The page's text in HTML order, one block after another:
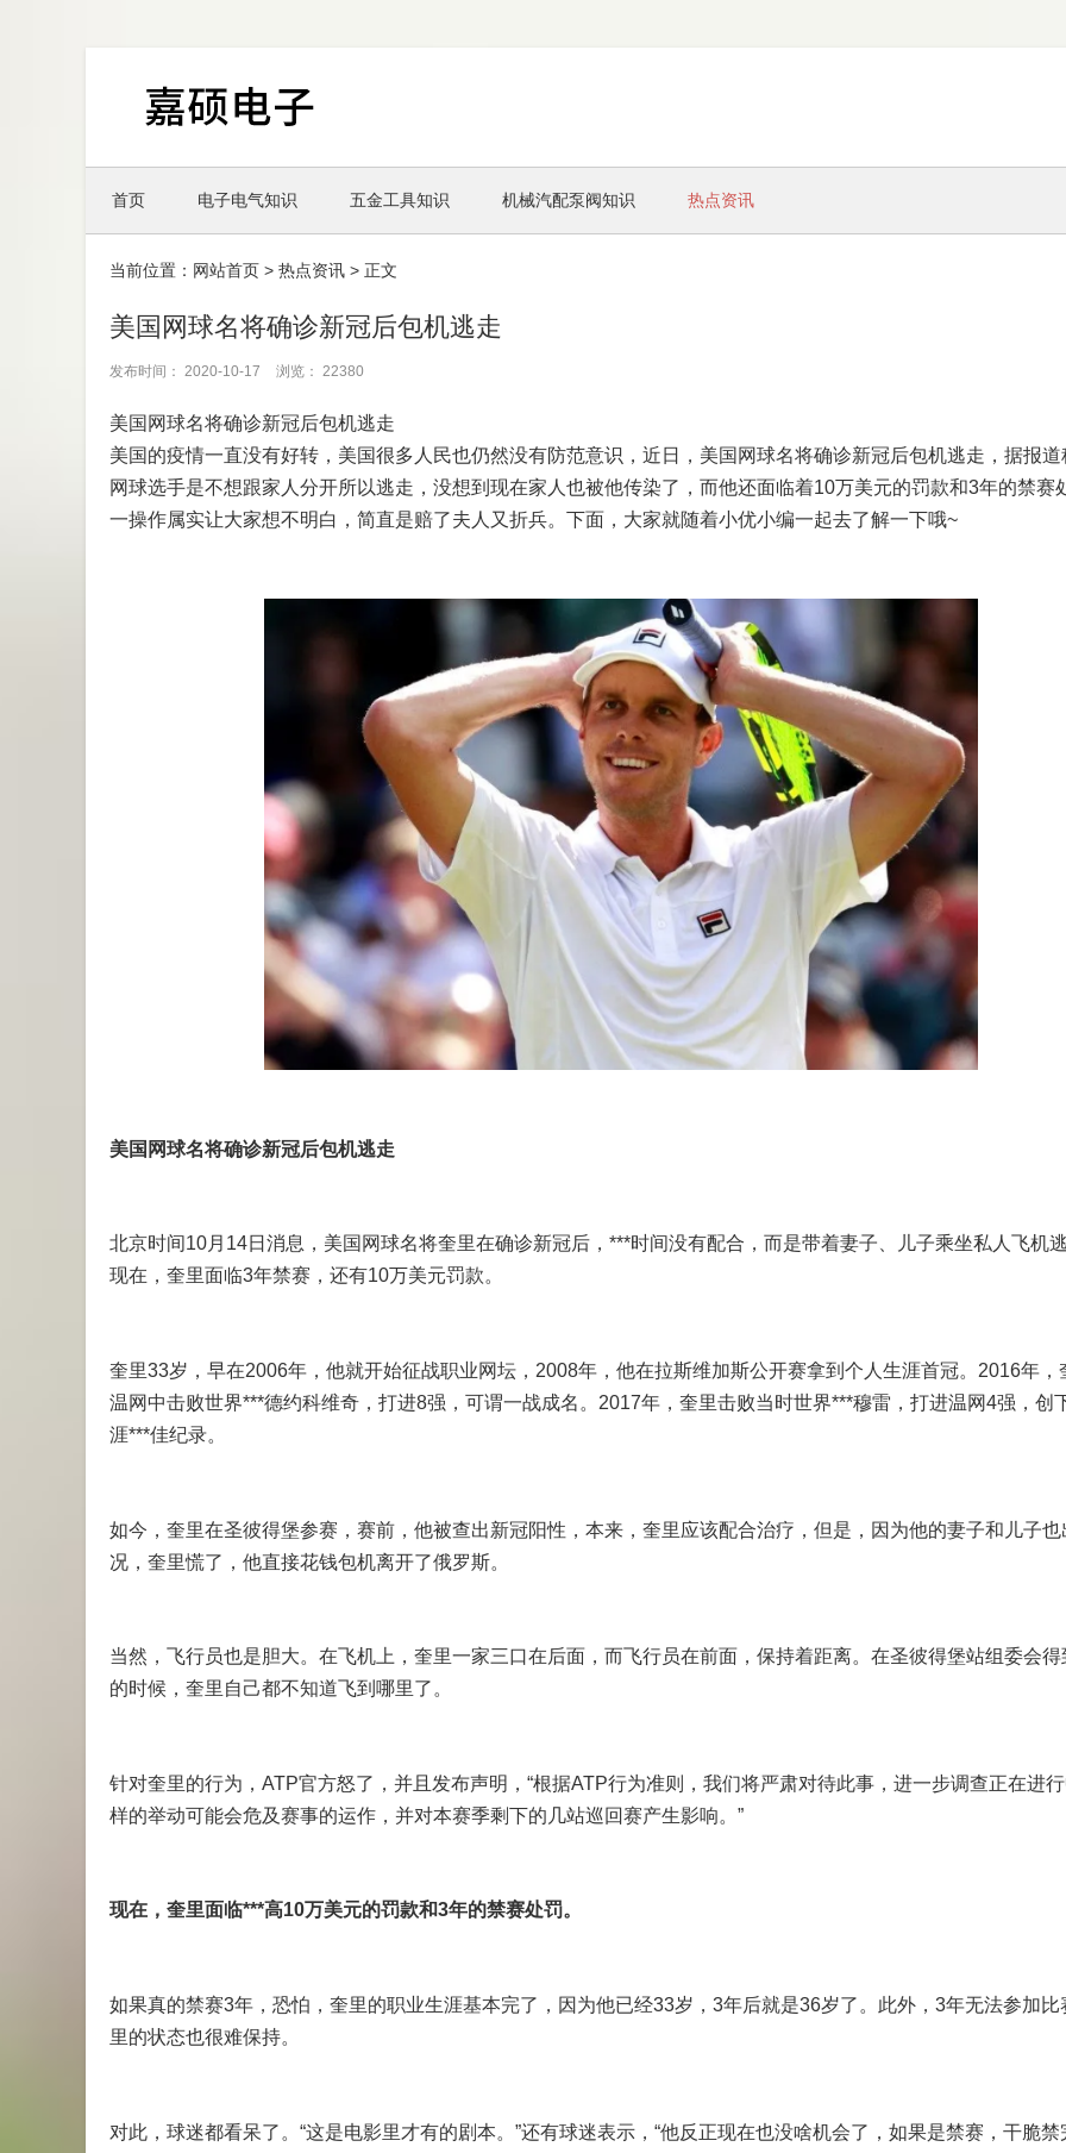
首页 电子电气知识 五金工具知识 机械汽配泵阀知识 热点资讯
当前位置： 网站首页 > 热点资讯 > 正文
美国网球名将确诊新冠后包机逃走
发布时间： 2020-10-17 浏览： 22380
美国网球名将确诊新冠后包机逃走
美国的疫情一直没有好转，美国很多人民也仍然没有防范意识，近日，美国网球名将确诊新冠后包机逃走，据报道
网球选手是不想跟家人分开所以逃走，没想到现在家人也被他传染了，而他还面临着10万美元的罚款和3年的禁赛
一操作属实让大家想不明白，简直是赔了夫人又折兵。下面，大家就随着小优小编一起去了解一下哦~
美国网球名将确诊新冠后包机逃走
北京时间10月14日消息，美国网球名将奎里在确诊新冠后，***时间没有配合，而是带着妻子、儿子乘坐私人飞机
现在，奎里面临3年禁赛，还有10万美元罚款。
奎里33岁，早在2006年，他就开始征战职业网坛，2008年，他在拉斯维加斯公开赛拿到个人生涯首冠。2016年，
温网中击败世界***德约科维奇，打进8强，可谓一战成名。2017年，奎里击败当时世界***穆雷，打进温网4强，创
涯***佳纪录。
如今，奎里在圣彼得堡参赛，赛前，他被查出新冠阳性，本来，奎里应该配合治疗，但是，因为他的妻子和儿子也
况，奎里慌了，他直接花钱包机离开了俄罗斯。
当然，飞行员也是胆大。在飞机上，奎里一家三口在后面，而飞行员在前面，保持着距离。在圣彼得堡站组委会得
的时候，奎里自己都不知道飞到哪里了。
针对奎里的行为，ATP官方怒了，并且发布声明，“根据ATP行为准则，我们将严肃对待此事，进一步调查正在进
样的举动可能会危及赛事的运作，并对本赛季剩下的几站巡回赛产生影响。”
现在，奎里面临***高10万美元的罚款和3年的禁赛处罚。
如果真的禁赛3年，恐怕，奎里的职业生涯基本完了，因为他已经33岁，3年后就是36岁了。此外，3年无法参加比
里的状态也很难保持。
对此，球迷都看呆了。“这是电影里才有的剧本。”还有球迷表示，“他反正现在也没啥机会了，如果是禁赛，干脆禁